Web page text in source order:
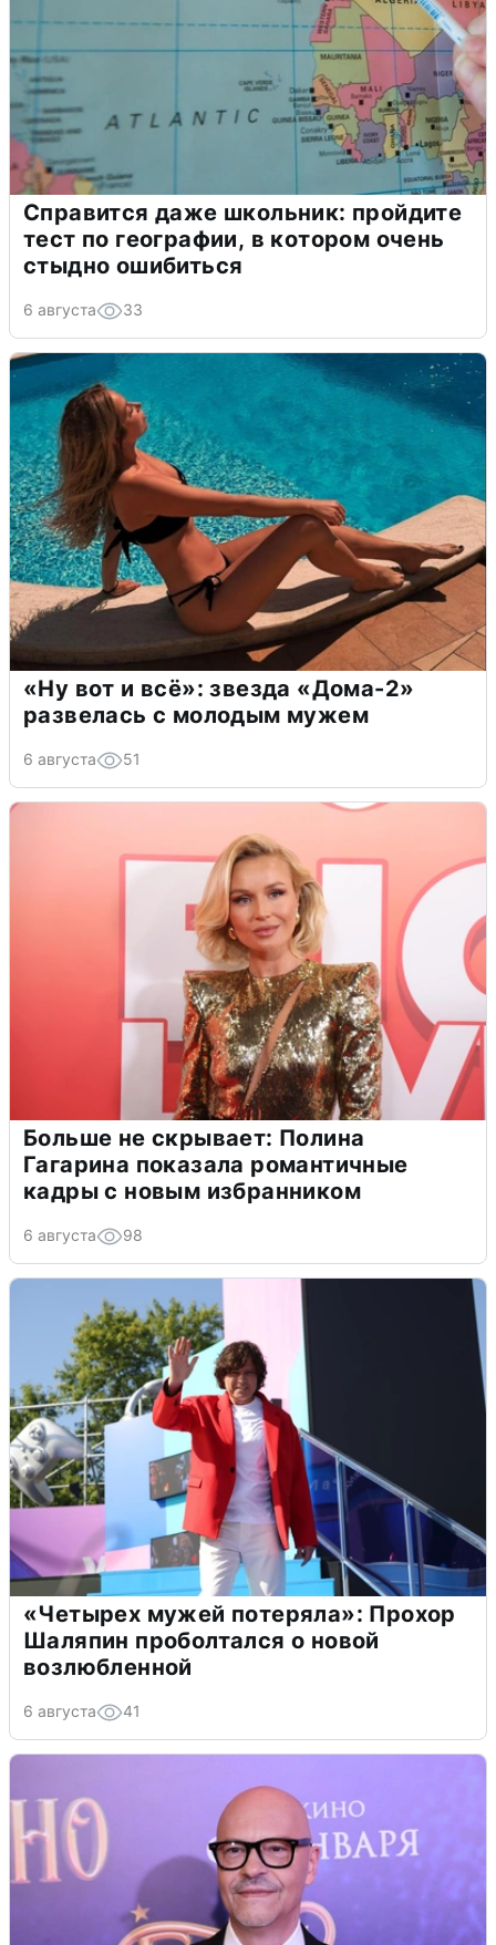
Справится даже школьник: пройдите
тест по географии, в котором очень
стыдно ошибиться
6 августа 33
«Ну вот и всё»: звезда «Дома-2»
развелась с молодым мужем
6 августа 51
Больше не скрывает: Полина
Гагарина показала романтичные
кадры с новым избранником
6 августа 98
«Четырех мужей потеряла»: Прохор
Шаляпин проболтался о новой
возлюбленной
6 августа 41